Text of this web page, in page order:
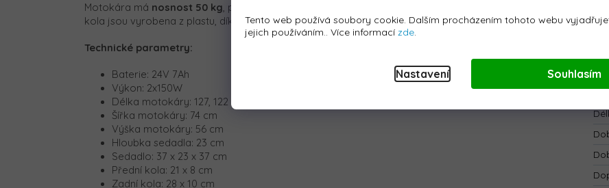
Tento web používá soubory cookie. Dalším procházením tohoto webu
jejich používáním.. Více informací zde
Nastavení Souhlasím
Motokára má nosnost 50 kg, proto je určena pro větší děti. Přední kola jsou vyrobena z
kola jsou vyrobena z plastu, díky této vlastnosti může motokára použít svoufunkci driftování.
Technické parametry:
Baterie: 24V 7Ah
Výkon: 2x150W
Délka motokáry: 127, 122 nebo 117 cm (nastavitelná)
Šířka motokáry: 74 cm
Výška motokáry: 56 cm
Hloubka sedadla: 23 cm
Sedadlo: 37 x 23 x 37 cm
Přední kola: 21 x 8 cm
Zadní kola: 28 x 10 cm